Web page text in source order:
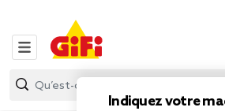
Indiquez votre